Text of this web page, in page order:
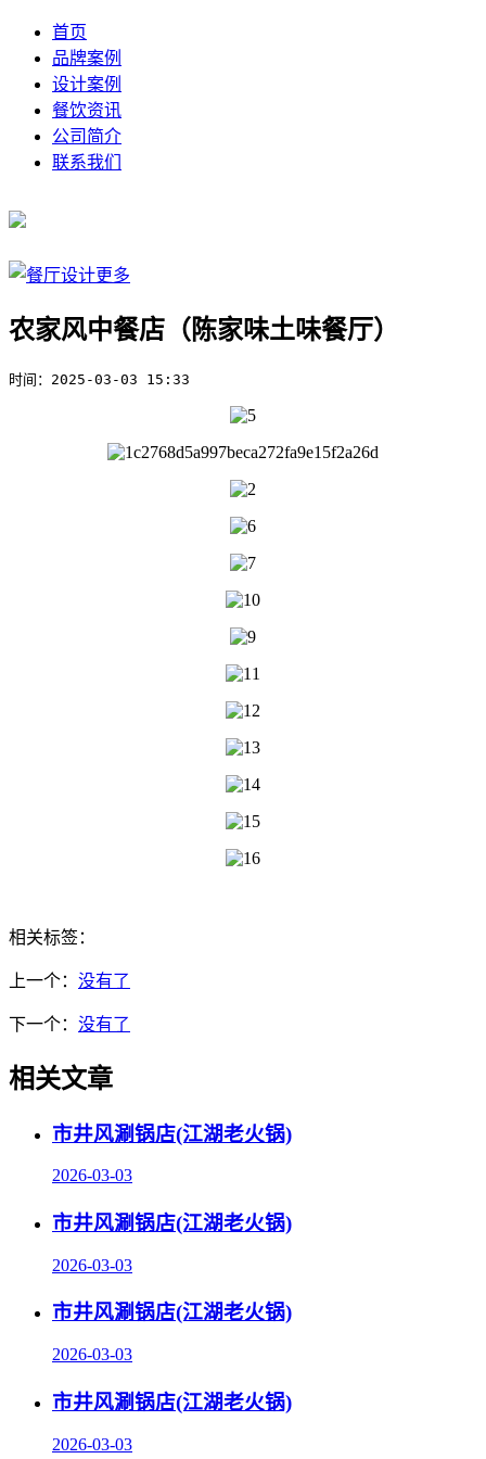
首页
品牌案例
设计案例
餐饮资讯
公司简介
联系我们
农家风中餐店（陈家味土味餐厅）
时间： 2025-03-03 15:33
相关标签：
上一个： 没有了
下一个： 没有了
相关文章
市井风涮锅店(江湖老火锅)
2026-03-03
市井风涮锅店(江湖老火锅)
2026-03-03
市井风涮锅店(江湖老火锅)
2026-03-03
市井风涮锅店(江湖老火锅)
2026-03-03